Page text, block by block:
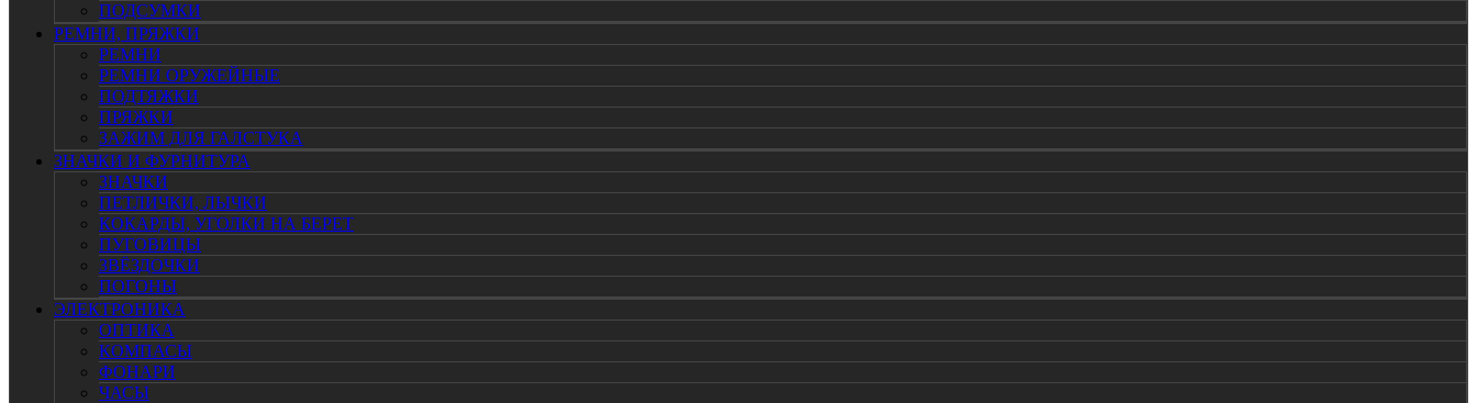
ПОДСУМКИ
РЕМНИ, ПРЯЖКИ
РЕМНИ
РЕМНИ ОРУЖЕЙНЫЕ
ПОДТЯЖКИ
ПРЯЖКИ
ЗАЖИМ ДЛЯ ГАЛСТУКА
ЗНАЧКИ И ФУРНИТУРА
ЗНАЧКИ
ПЕТЛИЧКИ, ЛЫЧКИ
КОКАРДЫ, УГОЛКИ НА БЕРЕТ
ПУГОВИЦЫ
ЗВЁЗДОЧКИ
ПОГОНЫ
ЭЛЕКТРОНИКА
ОПТИКА
КОМПАСЫ
ФОНАРИ
ЧАСЫ